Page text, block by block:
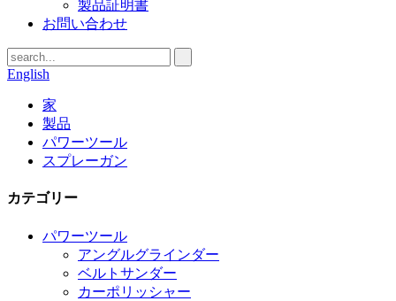
製品証明書
お問い合わせ
English
家
製品
パワーツール
スプレーガン
カテゴリー
パワーツール
アングルグラインダー
ベルトサンダー
カーポリッシャー